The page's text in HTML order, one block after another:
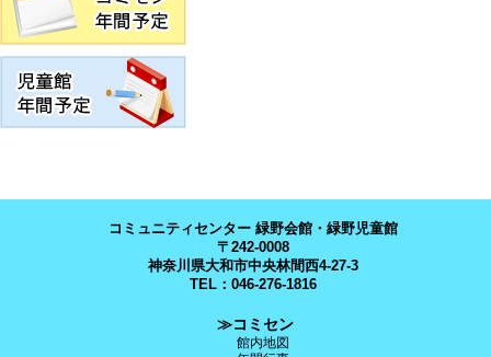
コミュニティセンター 緑野会館・緑野児童館
〒242-0008
神奈川県大和市中央林間西4-27-3
TEL：046-276-1816
≫コミセン
館内地図